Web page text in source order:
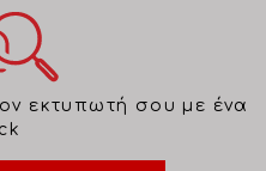
εκτυπωτή σου με ένα